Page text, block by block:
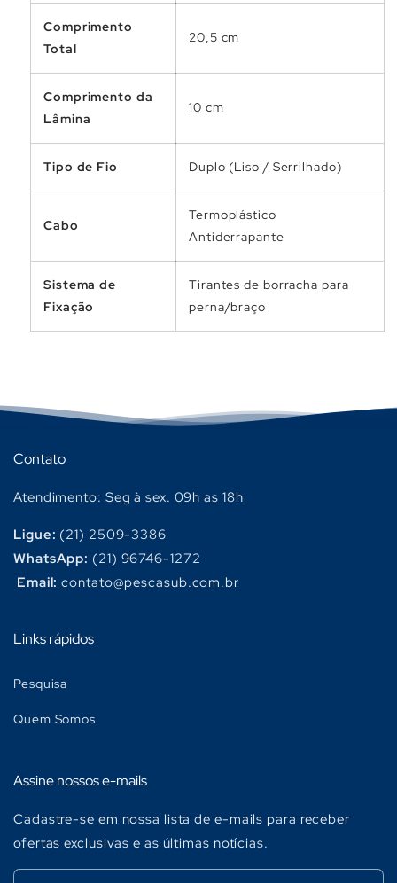
Comprimento
Total
20,5 cm
Comprimento da
Lâmina
10 cm
Tipo de Fio Duplo (Liso / Serrilhado)
Cabo
Termoplástico
Antiderrapante
Sistema de
Fixação
Tirantes de borracha para
perna/braço
Contato
Atendimento: Seg à sex. 09h as 18h
Ligue: (21) 2509-3386
WhatsApp: (21) 96746-1272
Email: contato@pescasub.com.br
Links rápidos
Pesquisa
Quem Somos
Assine nossos e-mails
Cadastre-se em nossa lista de e-mails para receber
ofertas exclusivas e as últimas notícias.